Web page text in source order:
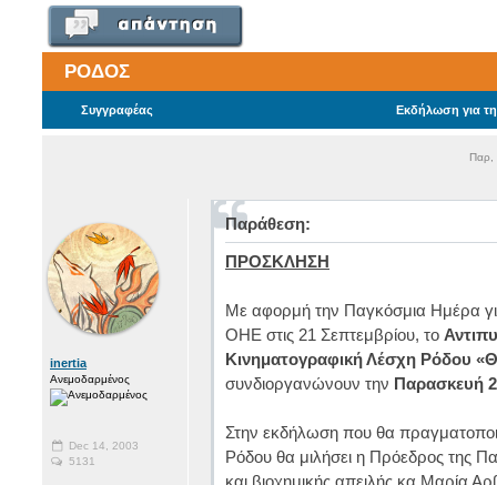
ΡΟΔΟΣ
Συγγραφέας Εκδήλωση για
Παρ,
inertia
Ανεμοδαρμένος
Dec 14, 2003
5131
Παράθεση:
ΠΡΟΣΚΛΗΣΗ
Με αφορμή την Παγκόσμια Ημέρα
ΟΗΕ στις 21 Σεπτεμβρίου, το
Κινηματογραφική Λέσχη Ρόδου
συνδιοργανώνουν την Παρασκευή
Στην εκδήλωση που θα
Ρόδου θα μιλήσει η Πρόεδρος της
και βιοχημικής απειλής κα Μαρία